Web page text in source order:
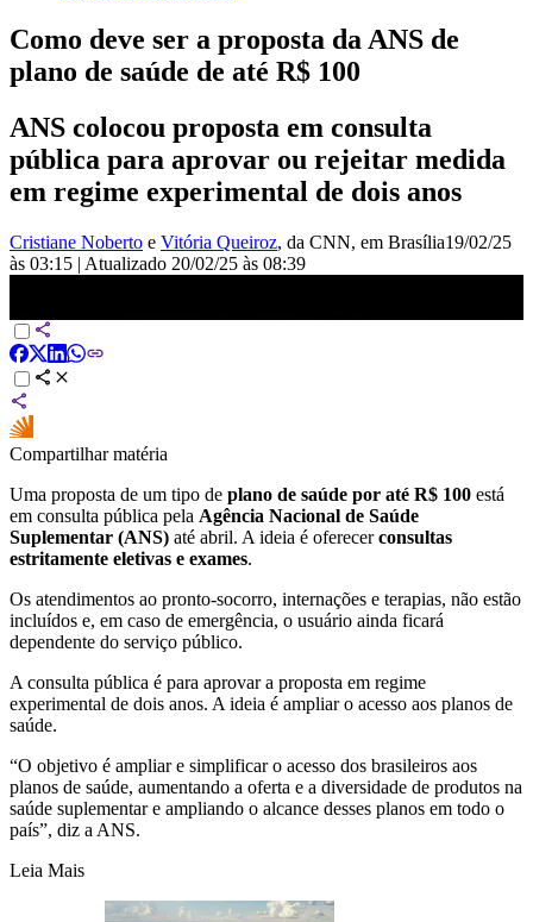
Como deve ser a proposta da ANS de
plano de saúde de até R$ 100
ANS colocou proposta em consulta
pública para aprovar ou rejeitar medida
em regime experimental de dois anos
Cristiane Noberto e Vitória Queiroz, da CNN, em Brasília19/02/25
às 03:15 | Atualizado 20/02/25 às 08:39
Compartilhar matéria
Uma proposta de um tipo de plano de saúde por até R$ 100 está
em consulta pública pela Agência Nacional de Saúde
Suplementar (ANS) até abril. A ideia é oferecerconsultas
estritamente eletivas e exames.
Os atendimentos ao pronto-socorro, internações e terapias, não estão
incluídos e, em caso de emergência, o usuário ainda ficará
dependente do serviço público.
A consulta pública é para aprovar a proposta em regime
experimental de dois anos. A ideia é ampliar o acesso aos planos de
saúde.
“O objetivo é ampliar e simplificar o acesso dos brasileiros aos
planos de saúde, aumentando a oferta e a diversidade de produtos na
saúde suplementar e ampliando o alcance desses planos em todo o
país”, diz a ANS.
Leia Mais